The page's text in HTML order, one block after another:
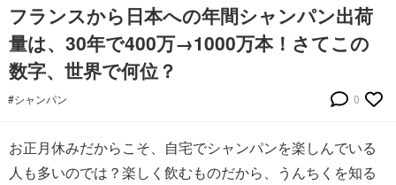
フランスから日本への年間シャンパン出荷
量は、30年で400万→1000万本！さてこの
数字、世界で何位？
#シャンパン 0
お正月休みだからこそ、自宅でシャンパンを楽しんでいる
人も多いのでは？楽しく飲むものだから、うんちくを知る